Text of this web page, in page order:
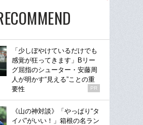
「少しぼやけているだけでも
感覚が狂ってきます」Bリー
グ屈指のシューター・安藤周
人が明かす“見える”ことの重
要性
PR
《山の神対談》「やっぱり“タ
イパ”がいい！」箱根の名ラン